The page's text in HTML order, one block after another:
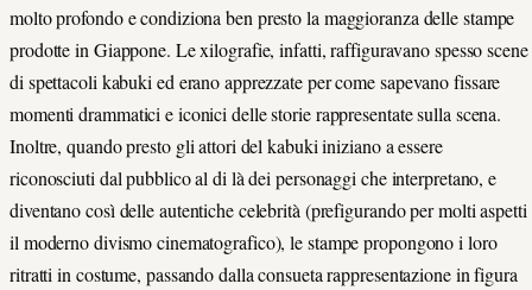
molto profondo e condiziona ben presto la maggioranza delle stampe
prodotte in Giappone. Le xilografie, infatti, raffiguravano spesso scene
di spettacoli kabuki ed erano apprezzate per come sapevano fissare
momenti drammatici e iconici delle storie rappresentate sulla scena.
Inoltre, quando presto gli attori del kabuki iniziano a essere
riconosciuti dal pubblico al di là dei personaggi che interpretano, e
diventano così delle autentiche celebrità (prefigurando per molti aspetti
il moderno divismo cinematografico), le stampe propongono i loro
ritratti in costume, passando dalla consueta rappresentazione in figura